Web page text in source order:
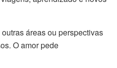
áreas ou perspectivas
O amor pede